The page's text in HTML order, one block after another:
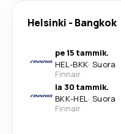
Helsinki - Bangkok
pe 15 tammik.
HEL-BKK· Suora
Finnair
la 30 tammik.
BKK-HEL· Suora
Finnair